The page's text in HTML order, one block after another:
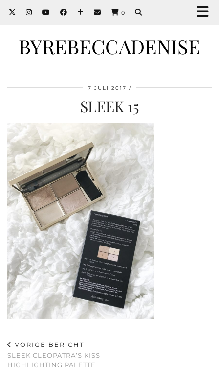
0
BYREBECCADENISE
7 JULI 2017
SLEEK 15
VORIGE BERICHT
SLEEK CLEOPATRA’S KISS
HIGHLIGHTING PALETTE